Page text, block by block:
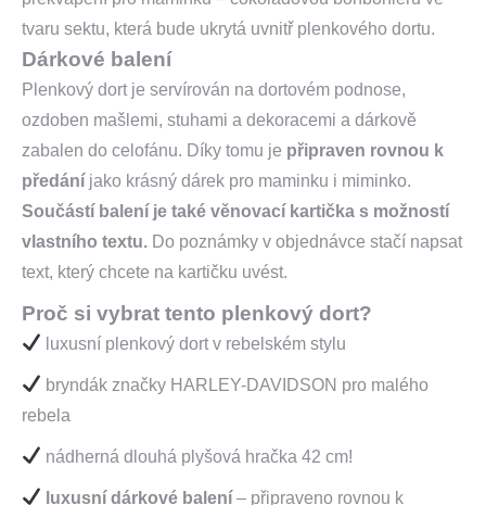
tvaru sektu, která bude ukrytá uvnitř plenkového dortu.
Dárkové balení
Plenkový dort je servírován na dortovém podnose,
ozdoben mašlemi, stuhami a dekoracemi a dárkově
zabalen do celofánu. Díky tomu je připraven rovnou k
předání jako krásný dárek pro maminku i miminko.
Součástí balení je také věnovací kartička s možností
vlastního textu. Do poznámky v objednávce stačí napsat
text, který chcete na kartičku uvést.
Proč si vybrat tento plenkový dort?
luxusní plenkový dort v rebelském stylu
bryndák značky HARLEY-DAVIDSON pro malého
rebela
nádherná dlouhá plyšová hračka 42 cm!
luxusní dárkové balení – připraveno rovnou k